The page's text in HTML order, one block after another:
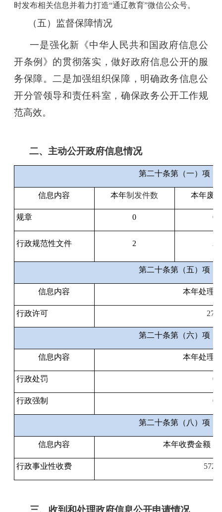
时发布相关信息并着力打造“通辽教育”微信公众号。
（五） 监督保障情况
一是强化新《中华人民共和国政府信息公
开条例》的贯彻落实，做好政府信息公开的服
务保障。二是加强组织保障，明确政务信息公
开分管领导和责任科室， 确保政务公开工作规
范高效。
二、主动公开政府信息情况
第二十条第（一）项
信息内容 本年制发件数 本年废
规章 0 0
行政规范性文件 2
第二十条第（五）项
信息内容 本年处理
行政许可
第二十条第（六）项
信息内容 本年处理
行政处罚 0
行政强制 0
第二十条第（八）项
信息内容 本年收费金额（
行政事业性收费
三、收到和处理政府信息公开申请情况